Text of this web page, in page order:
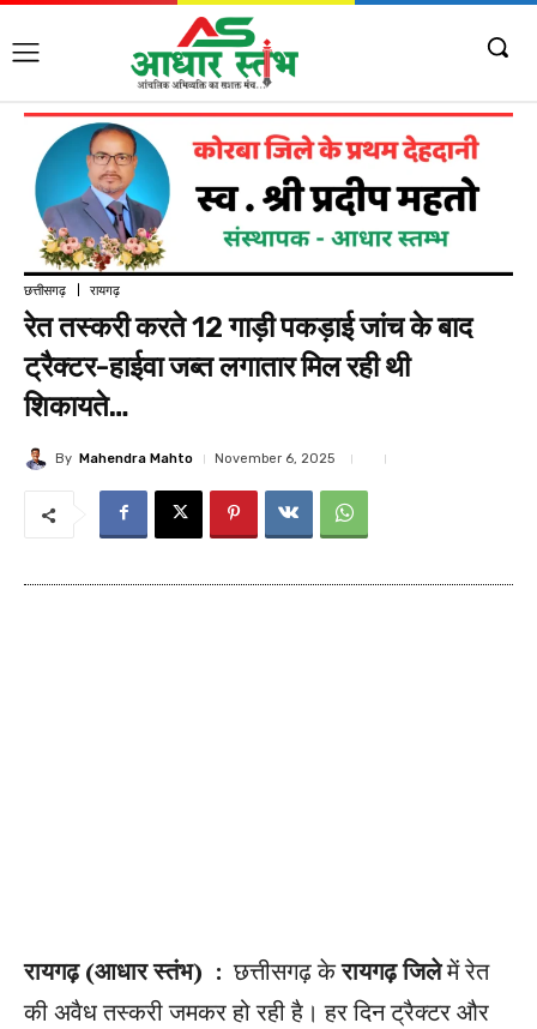
छत्तीसगढ़ रायगढ़
रेत तस्करी करते 12 गाड़ी पकड़ाई जांच के बाद
ट्रैक्टर-हाईवा जब्त लगातार मिल रही थी
शिकायते…
By Mahendra Mahto November 6, 2025
रायगढ़ (आधार स्तंभ) :छत्तीसगढ़ केरायगढ़ जिलेमें रेत
की अवैध तस्करी जमकर हो रही है। हर दिन ट्रैक्टर और